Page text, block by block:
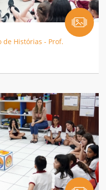
de Histórias - Prof.